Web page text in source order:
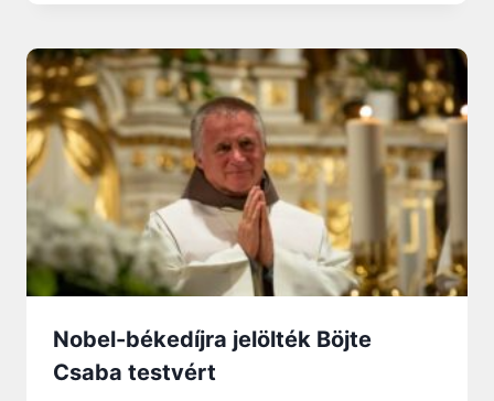
Nobel-békedíjra jelölték Böjte
Csaba testvért